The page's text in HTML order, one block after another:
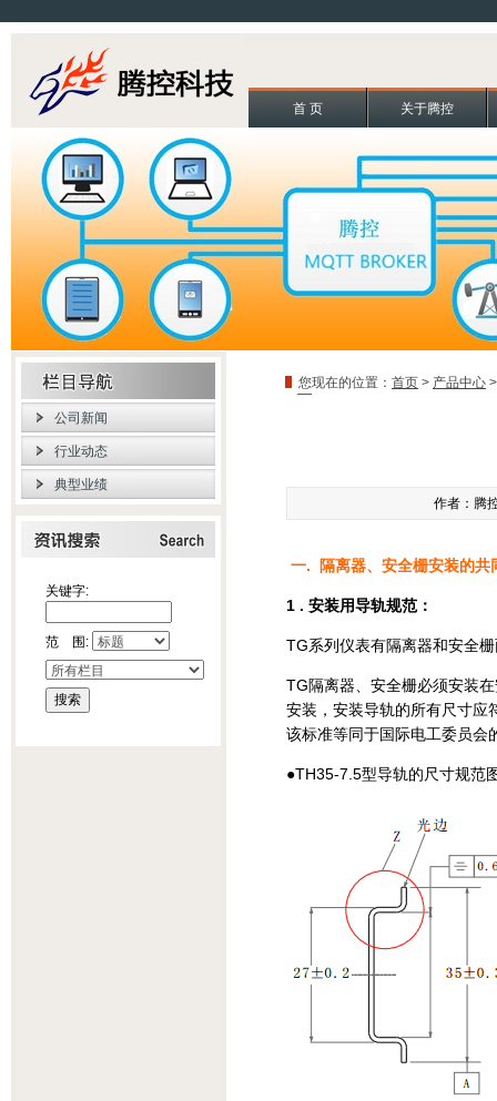
首 页 关于腾控
关键字:
范 围:
您现在的位置： 首页 > 产品中心
公司新闻
行业动态
典型业绩
作者：腾
一. 隔离器、安全栅安装的共
1 . 安装用导轨规范：
TG系列仪表有隔离器和安全
TG隔离器、安全栅必须安装
安装，安装导轨的所有尺寸应
该标准等同于国际电工委员会
●TH35-7.5型导轨的尺寸规范